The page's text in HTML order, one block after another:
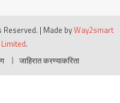
| Made byWay2smart
.
जाहिरात करण्याकरिता